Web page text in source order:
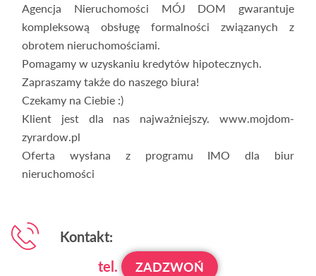
Agencja Nieruchomości MÓJ DOM gwarantuje
kompleksową obsługę formalności związanych z
obrotem nieruchomościami.
Pomagamy w uzyskaniu kredytów hipotecznych.
Zapraszamy także do naszego biura!
Czekamy na Ciebie :)
Klient jest dla nas najważniejszy. www.mojdom-
zyrardow.pl
Oferta wysłana z programu IMO dla biur
nieruchomości
Kontakt:
tel.
ZADZWOŃ